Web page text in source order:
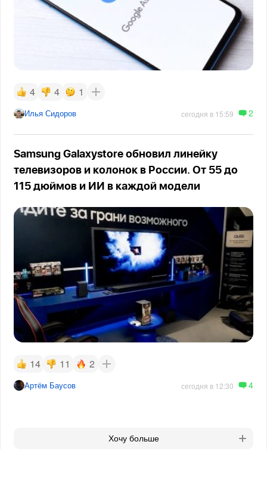
4 4 1
Илья Сидоров сегодня в 15:59 2
Samsung Galaxystore обновил линейку
телевизоров и колонок в России. От 55 до
115 дюймов и ИИ в каждой модели
14 11 2
Артём Баусов сегодня в 12:30 4
Хочу больше